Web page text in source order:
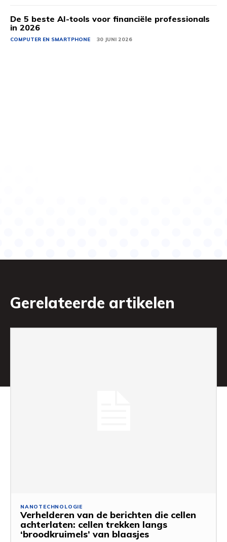
De 5 beste AI-tools voor financiële professionals
in 2026
COMPUTER EN SMARTPHONE 30 JUNI 2026
Gerelateerde artikelen
NANOTECHNOLOGIE
Verhelderen van de berichten die cellen
achterlaten: cellen trekken langs
‘broodkruimels’ van blaasjes